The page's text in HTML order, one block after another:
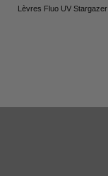
Lèvres Fluo UV Stargazer